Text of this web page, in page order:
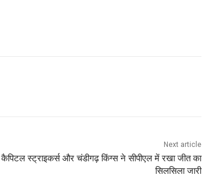
Next article
कैपिटल स्ट्राइकर्स और चंडीगढ़ किंग्स ने सीपीएल में रखा जीत का
सिलसिला जारी